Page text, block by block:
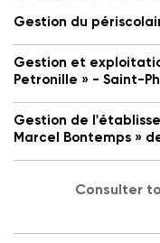
Gestion du
Gestion et
Petronille » - Saint-
Gestion de
Marcel Bontemps »
Consulter